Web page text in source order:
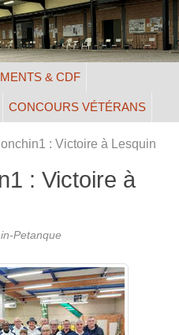
& CDF
CONCOURS VÉTÉRANS
: Victoire à Lesquin
: Victoire à
Petanque